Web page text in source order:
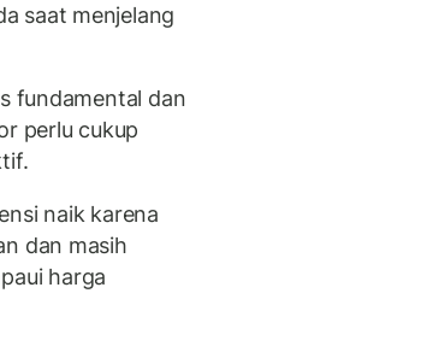
saat menjelang
fundamental dan
perlu cukup
naik karena
dan masih
harga